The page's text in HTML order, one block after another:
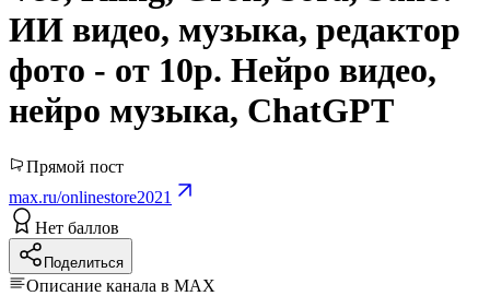
ИИ видео, музыка, редактор
фото - от 10р. Нейро видео,
нейро музыка, ChatGPT
Прямой пост
max.ru/onlinestore2021
Нет баллов
Поделиться
Описание канала в MAX